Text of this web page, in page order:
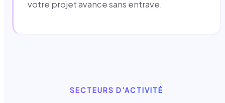
votre projet avance sans entrave.
SECTEURS D'ACTIVITÉ